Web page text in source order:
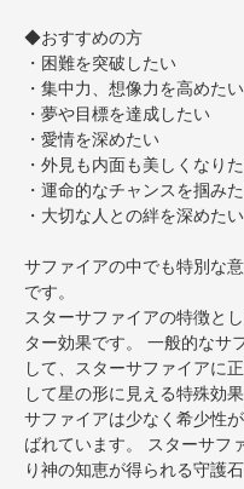
◆おすすめの方
・困難を突破したい
・集中力、想像力を高めたい
・夢や目標を達成したい
・愛情を深めたい
・外見も内面も美しくなり
・運命的なチャンスを掴み
・大切な人との絆を深めたい
サファイアの中でも特別な
です。
スターサファイアの特徴と
ター効果です。 一般的なサ
して、スターサファイアに
して星の形に見える特殊効
サファイアは少なく希少性
ばれています。 スターサフ
り神の知恵が得られる守護